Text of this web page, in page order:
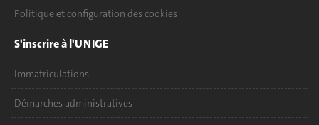
Politique et configuration des cookies
S'inscrire à l'UNIGE
Immatriculations
Démarches administratives